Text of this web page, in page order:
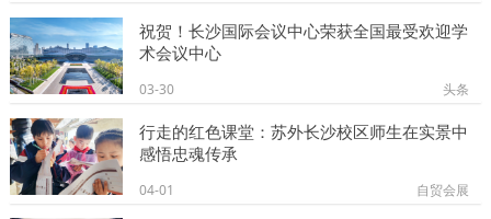
祝贺！长沙国际会议中心荣获​全国最受欢迎学
术会议中心
03-30 头条
行走的红色课堂：苏外长沙校区师生在实景中
感悟忠魂传承
04-01 自贸会展